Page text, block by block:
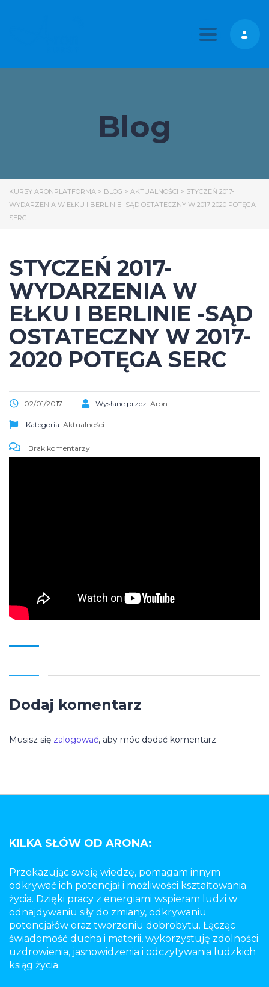
Toggle
Blog
KURSY ARONPLATFORMA > BLOG > AKTUALNOŚCI > STYCZEŃ 2017-
WYDARZENIA W EŁKU I BERLINIE -SĄD OSTATECZNY W 2017-2020 POTĘGA
SERC
STYCZEŃ 2017-
WYDARZENIA W
EŁKU I BERLINIE -SĄD
OSTATECZNY W 2017-
2020 POTĘGA SERC
02/01/2017 Wysłane przez: Aron
Kategoria: Aktualności
Brak komentarzy
Dodaj komentarz
Musisz się zalogować, aby móc dodać komentarz.
KILKA SŁÓW OD ARONA:
Przekazując swoją wiedzę, pomagam innym
odkrywać ich potencjał i możliwości kształtowania
życia. Dzięki pracy z energiami wspieram ludzi w
odnajdywaniu siły do zmiany, odkrywaniu
potencjałów oraz tworzeniu dobrobytu. Łącząc
świadomość ducha i materii, wykorzystuję zdolności
uzdrowienia, jasnowidzenia i odczytywania ludzkich
ksiąg życia.